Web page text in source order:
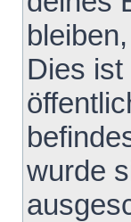
Dies
wurde